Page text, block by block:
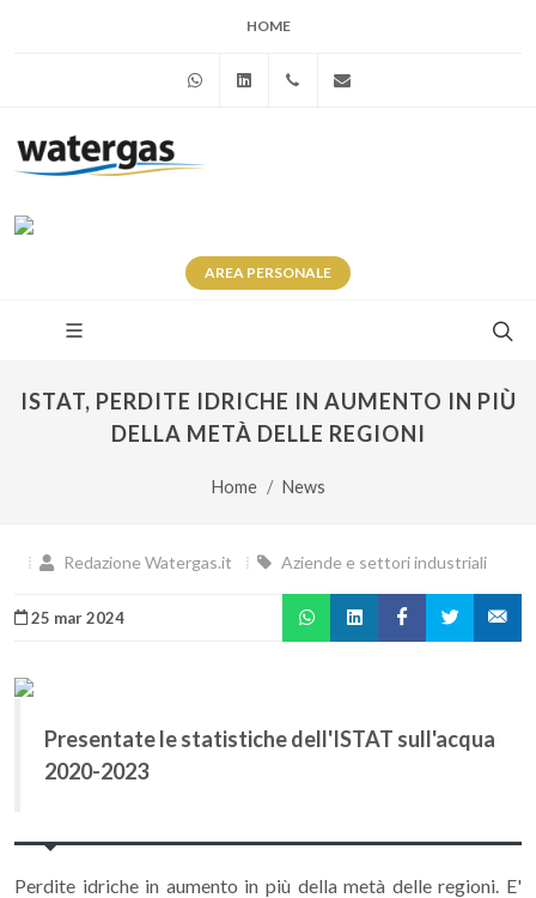
HOME
WhatsAppLinkedin+39 345 281 0246
AREA PERSONALE
ISTAT, PERDITE IDRICHE IN AUMENTO IN PIÙ
DELLA METÀ DELLE REGIONI
Home News
Redazione Watergas.it Aziende e settori industriali
25 mar 2024
Presentate le statistiche dell'ISTAT sull'acqua
2020-2023
Perdite idriche in aumento in più della metà delle regioni. E'